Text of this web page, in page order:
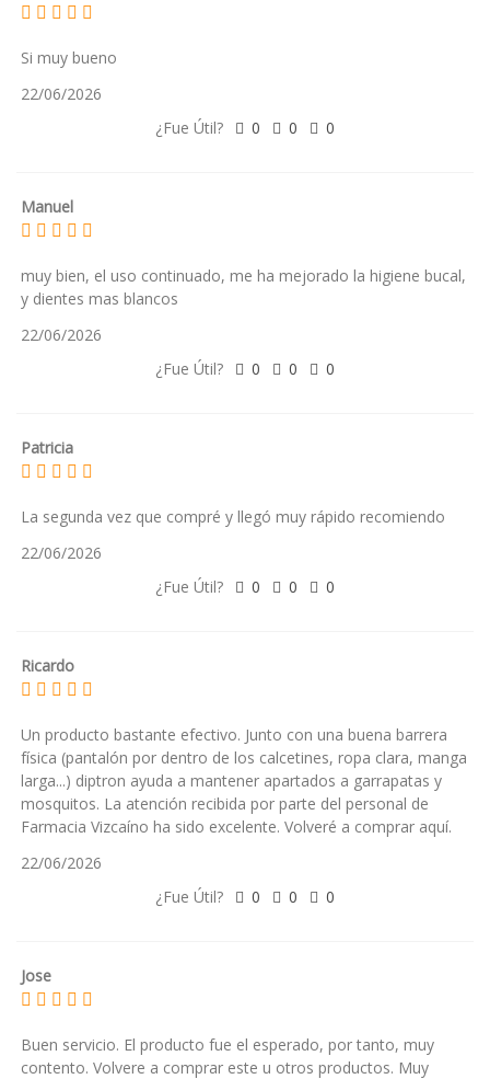
Si muy bueno
22/06/2026
¿Fue Útil?
0 0 0
Manuel
muy bien, el uso continuado, me ha mejorado la higiene bucal,
y dientes mas blancos
22/06/2026
¿Fue Útil?
0 0 0
Patricia
La segunda vez que compré y llegó muy rápido recomiendo
22/06/2026
¿Fue Útil?
0 0 0
Ricardo
Un producto bastante efectivo. Junto con una buena barrera
física (pantalón por dentro de los calcetines, ropa clara, manga
larga...) diptron ayuda a mantener apartados a garrapatas y
mosquitos. La atención recibida por parte del personal de
Farmacia Vizcaíno ha sido excelente. Volveré a comprar aquí.
22/06/2026
¿Fue Útil?
0 0 0
Jose
Buen servicio. El producto fue el esperado, por tanto, muy
contento. Volvere a comprar este u otros productos. Muy